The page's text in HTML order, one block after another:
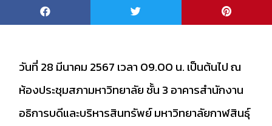
วันที่ 28 มีนาคม 2567 เวลา 09.00 น. เป็นต้นไป ณ
ห้องประชุมสภามหาวิทยาลัย ชั้น 3 อาคารสำนักงาน
อธิการบดีและบริหารสินทรัพย์ มหาวิทยาลัยกาฬสินธุ์